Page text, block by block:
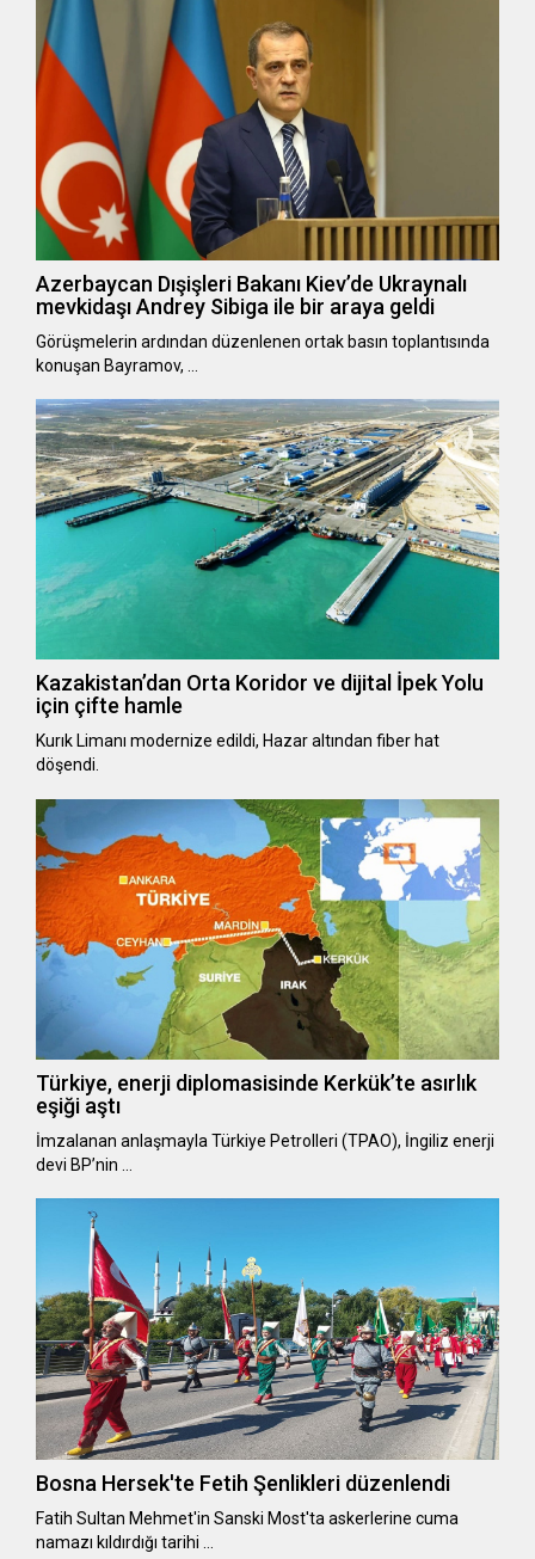
Azerbaycan Dışişleri Bakanı Kiev’de Ukraynalı
mevkidaşı Andrey Sibiga ile bir araya geldi
Görüşmelerin ardından düzenlenen ortak basın toplantısında
konuşan Bayramov, …
Kazakistan’dan Orta Koridor ve dijital İpek Yolu
için çifte hamle
Kurık Limanı modernize edildi, Hazar altından fiber hat
döşendi.
Türkiye, enerji diplomasisinde Kerkük’te asırlık
eşiği aştı
İmzalanan anlaşmayla Türkiye Petrolleri (TPAO), İngiliz enerji
devi BP’nin …
Bosna Hersek'te Fetih Şenlikleri düzenlendi
Fatih Sultan Mehmet'in Sanski Most'ta askerlerine cuma
namazı kıldırdığı tarihi …